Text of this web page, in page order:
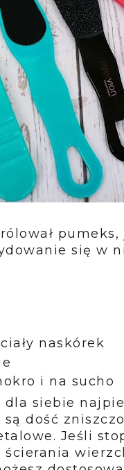
się w
naskórek
i na sucho
siebie
dość
Jeśli